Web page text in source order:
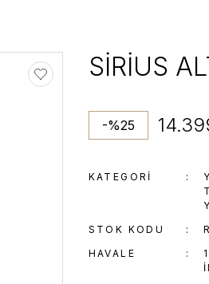
SİRİUS
-%25
KATEGORI
STOK KODU
HAVALE